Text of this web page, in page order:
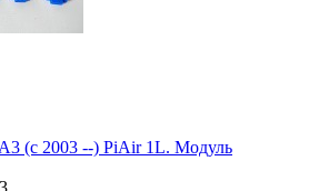
(c 2003 --) PiAir 1L. Модуль